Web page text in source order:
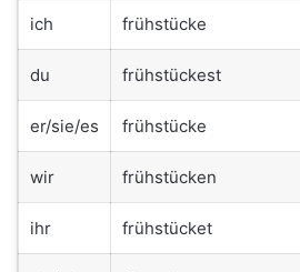
ich frühstücke
du frühstückest
er/sie/es frühstücke
wir frühstücken
ihr frühstücket